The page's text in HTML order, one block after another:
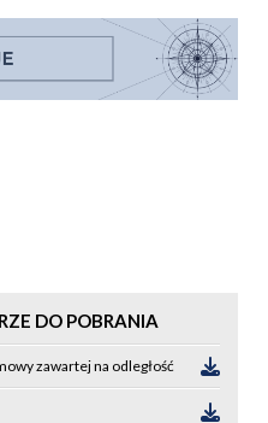
DO POBRANIA
zawartej na odległość